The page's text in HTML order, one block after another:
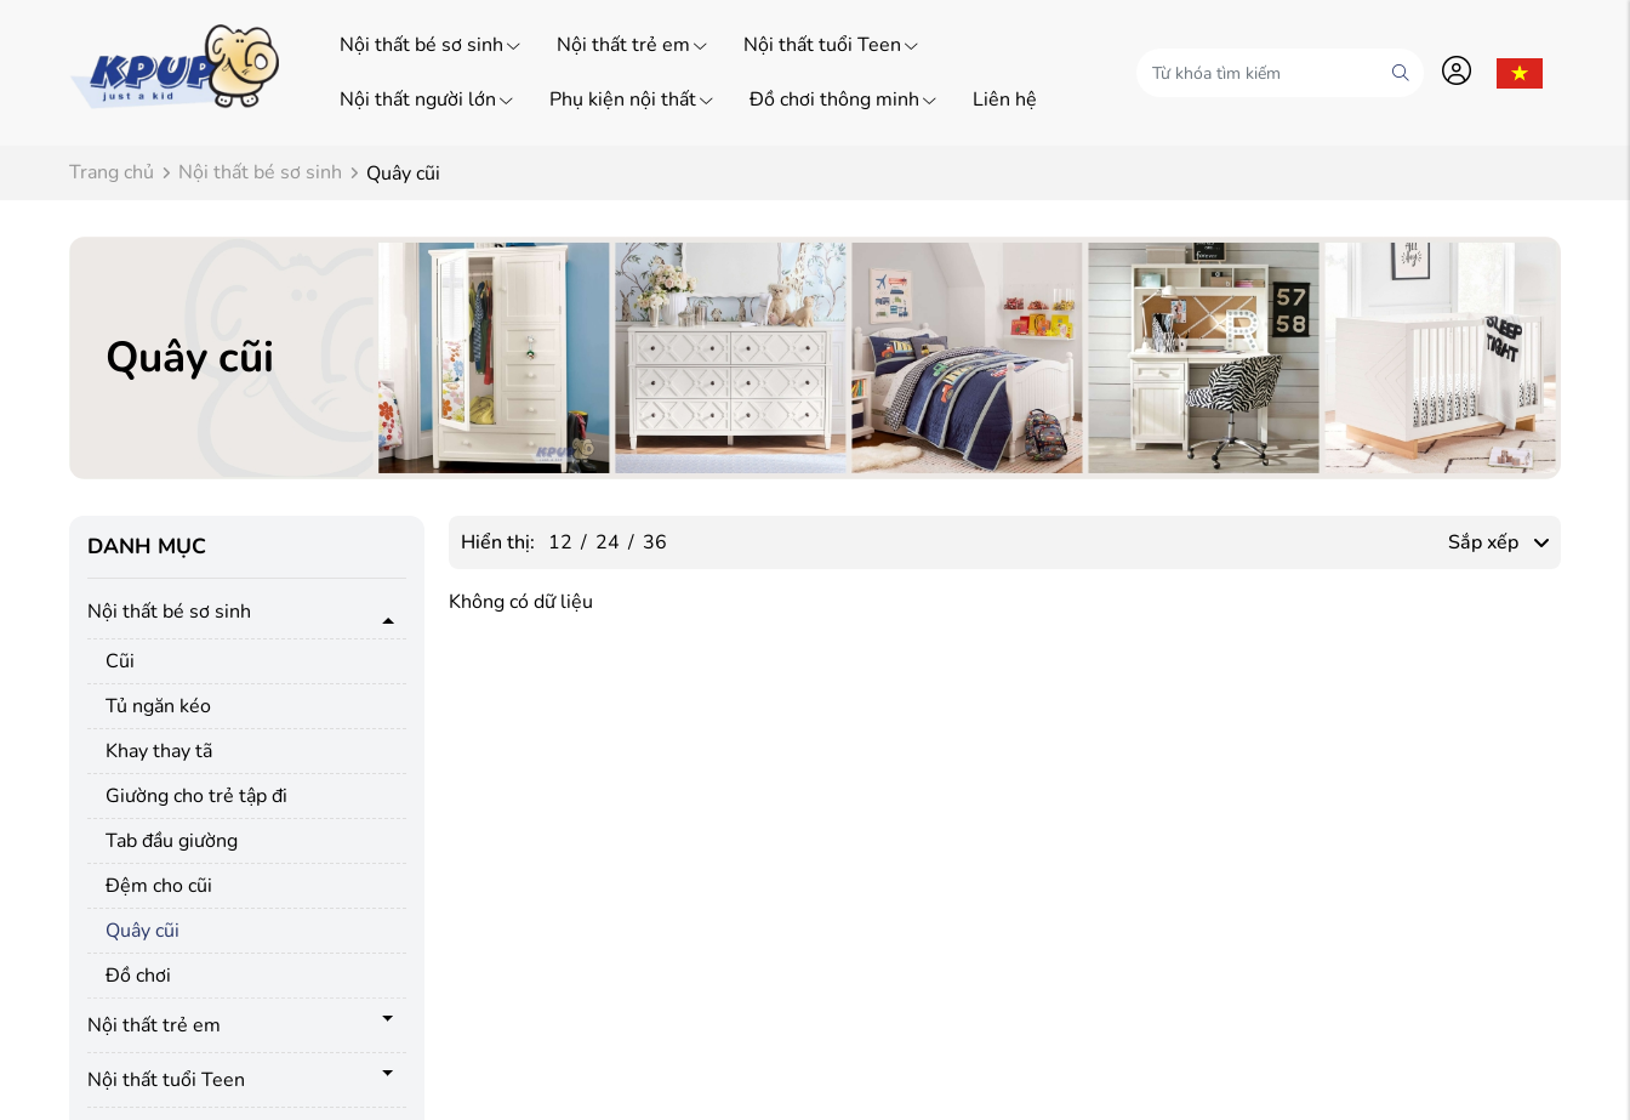
Nội thất bé sơ sinh Nội thất trẻ em Nội thất tuổi Teen
Nội thất người lớn Phụ kiện nội thất Đồ chơi thông minh Liên hệ
Trang chủ Nội thất bé sơ sinh Quây cũi
Quây cũi
DANH MỤC
Nội thất bé sơ sinh
Cũi
Tủ ngăn kéo
Khay thay tã
Giường cho trẻ tập đi
Tab đầu giường
Đệm cho cũi
Quây cũi
Đồ chơi
Nội thất trẻ em
Nội thất tuổi Teen
Hiển thị: 12 / 24 / 36 Sắp xếp
Không có dữ liệu